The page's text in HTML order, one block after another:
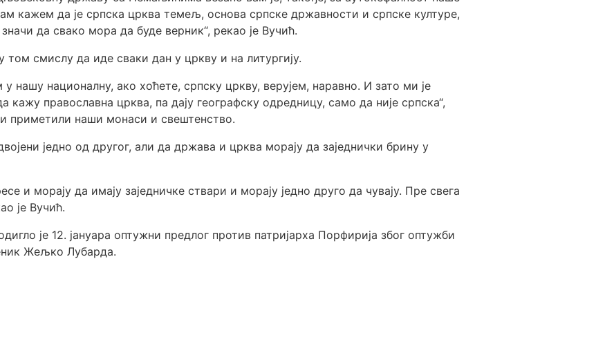
кажем да је српска црква темељ, основа српске државности и српске културе,
да свако мора да буде верник“, рекао је Вучић.
том смислу да иде сваки дан у цркву и на литургију.
нашу националну, ако хоћете, српску цркву, верујем, наравно. И зато ми је
православна црква, па дају географску одредницу, само да није српска“,
приметили наши монаси и свештенство.
једно од другог, али да држава и црква морају да заједнички брину у
и морају да имају заједничке ствари и морају једно друго да чувају. Пре свега
је Вучић.
је 12. јануара оптужни предлог против патријарха Порфирија због оптужби
Жељко Лубарда.